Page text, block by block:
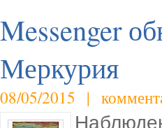
Messenger
Меркурия
08/05/2015 |